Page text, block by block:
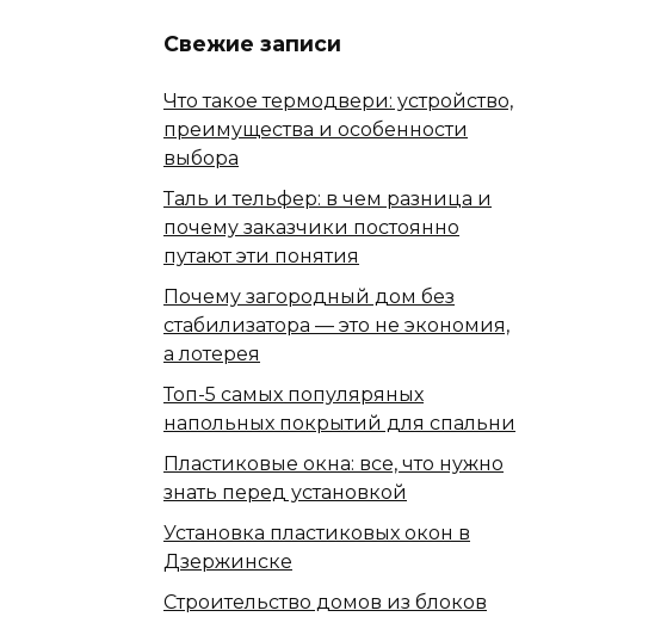
Свежие записи
Что такое термодвери: устройство,
преимущества и особенности
выбора
Таль и тельфер: в чем разница и
почему заказчики постоянно
путают эти понятия
Почему загородный дом без
стабилизатора — это не экономия,
а лотерея
Топ-5 самых популяряных
напольных покрытий для спальни
Пластиковые окна: все, что нужно
знать перед установкой
Установка пластиковых окон в
Дзержинске
Строительство домов из блоков